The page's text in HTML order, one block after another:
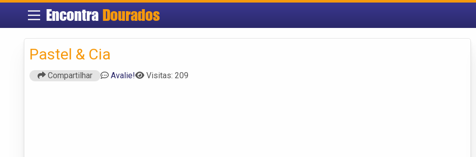
Encontra Dourados
Pastel & Cia
Compartilhar Avalie! Visitas: 209